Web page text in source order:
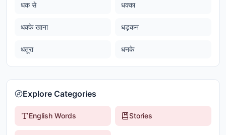
धक से धक्का
धक्के खाना धड़कन
धतूरा धनके
Explore Categories
English Words Stories